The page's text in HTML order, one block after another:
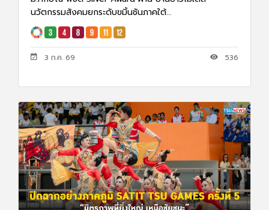
นวัตกรรมสังคมยกระดับขมิ้นชันภาคใต้...
3 ก.ค. 69 536